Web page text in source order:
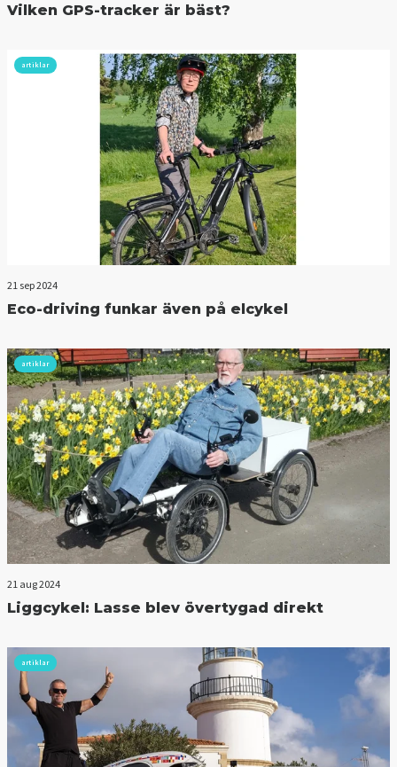
Vilken GPS-tracker är bäst?
artiklar
21 sep 2024
Eco-driving funkar även på elcykel
artiklar
21 aug 2024
Liggcykel: Lasse blev övertygad direkt
artiklar